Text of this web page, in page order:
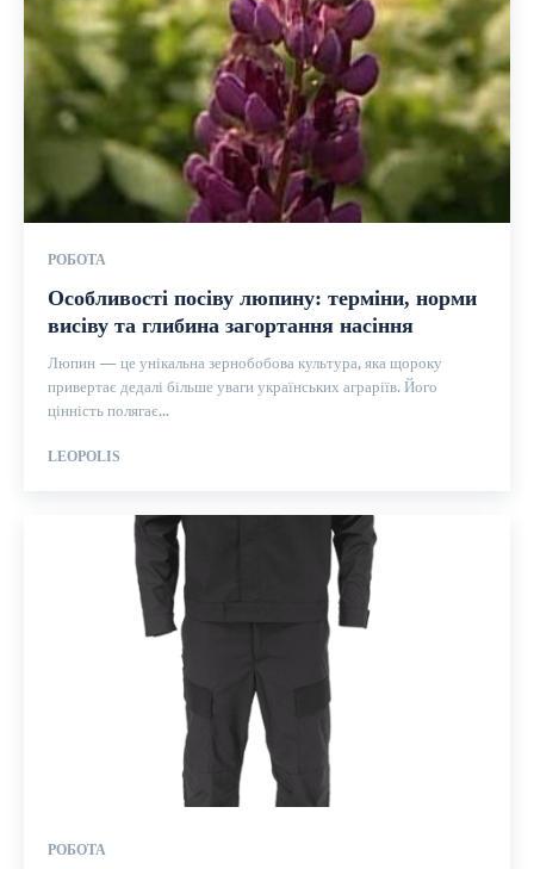
РОБОТА
Особливості посіву люпину: терміни, норми
висіву та глибина загортання насіння
Люпин — це унікальна зернобобова культура, яка щороку
привертає дедалі більше уваги українських аграріїв. Його
цінність полягає...
LEOPOLIS
РОБОТА